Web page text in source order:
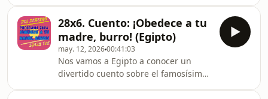
participa.Esperamos que os guste.
a darle la vuelta y a crear nuestra
propia versión.Y libros, adivinanzas y
muchas más cosas.
28x6. Cuento: ¡Obedece a tu
madre, burro! (Egipto)
may. 12, 202600:41:03
Nos vamos a Egipto a conocer un
divertido cuento sobre el famosísimo